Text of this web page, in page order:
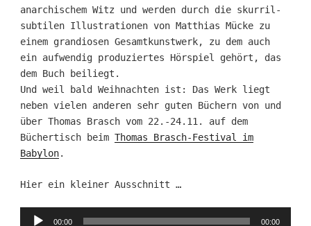
anarchischem Witz und werden durch die skurril-
subtilen Illustrationen von Matthias Mücke zu
einem grandiosen Gesamtkunstwerk, zu dem auch
ein aufwendig produziertes Hörspiel gehört, das
dem Buch beiliegt.
Und weil bald Weihnachten ist: Das Werk liegt
neben vielen anderen sehr guten Büchern von und
über Thomas Brasch vom 22.-24.11. auf dem
Büchertisch beim Thomas Brasch-Festival im
Babylon.
Hier ein kleiner Ausschnitt …
Audio-
00:00 00:00